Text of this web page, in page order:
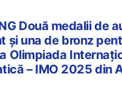
Două medalii de
și una de bronz
Olimpiada
– IMO 2025 din